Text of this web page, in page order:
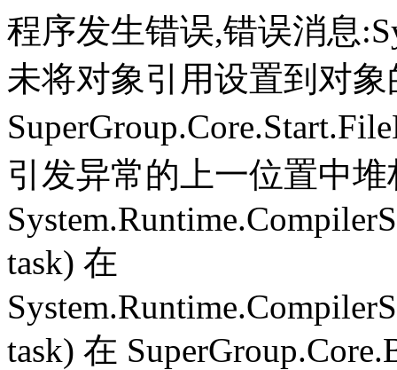
程序发生错误,错误消息
未将对象引用设置到对
引发异常的上一位置中
task) 在
task) 在